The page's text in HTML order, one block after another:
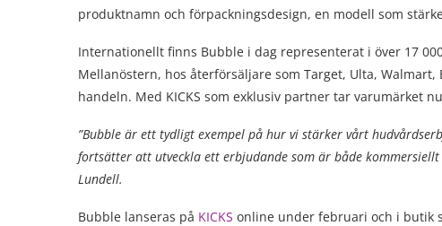
produktnamn och förpackningsdesign, en modell som
Internationellt finns Bubble i dag representerat i över 17
Mellanöstern, hos återförsäljare som Target, Ulta,
handeln. Med KICKS som exklusiv partner tar varumärket
”Bubble är ett tydligt exempel på hur vi stärker vårt
fortsätter att utveckla ett erbjudande som är både
Lundell.
Bubble lanseras på KICKS online under februari och i butik